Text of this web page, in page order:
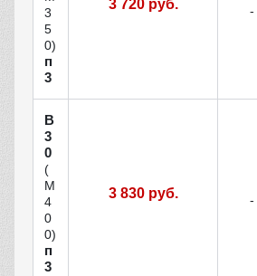
3
5
0)
п
3
3 720 руб.
В
3
0
(
М
4
0
0)
п
3
3 830 руб.